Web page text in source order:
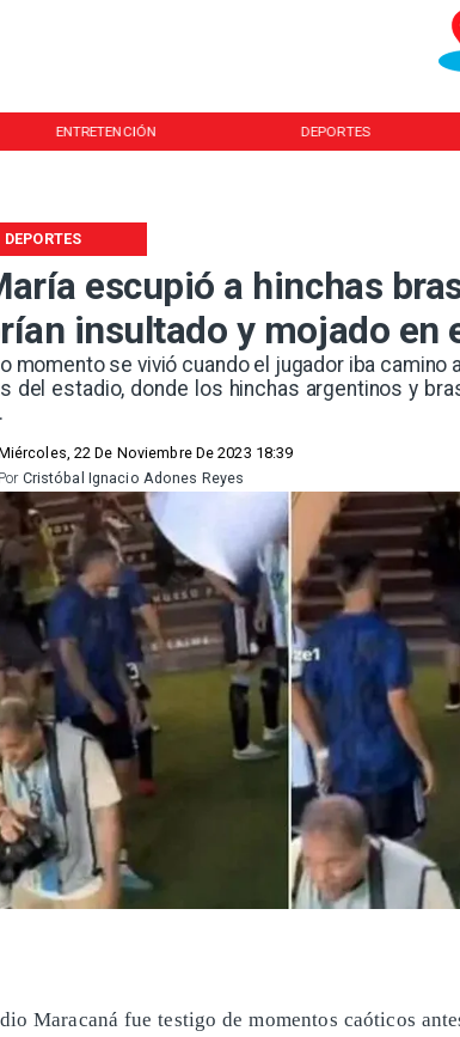
ENTRETENCIÓN DEPORTES
escupió a hinchas
insultado y mojado en
momento se vivió cuando el jugador iba
del estadio, donde los hinchas argentinos y
DEPORTES
22 De Noviembre De 2023 18:39
Cristóbal Ignacio Adones Reyes
Por
Maracaná fue testigo de momentos caóticos